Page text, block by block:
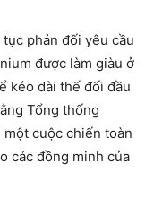
phản đối yêu cầu
được làm giàu ở
kéo dài thế đối đầu
Tổng thống
cuộc chiến toàn
các đồng minh của